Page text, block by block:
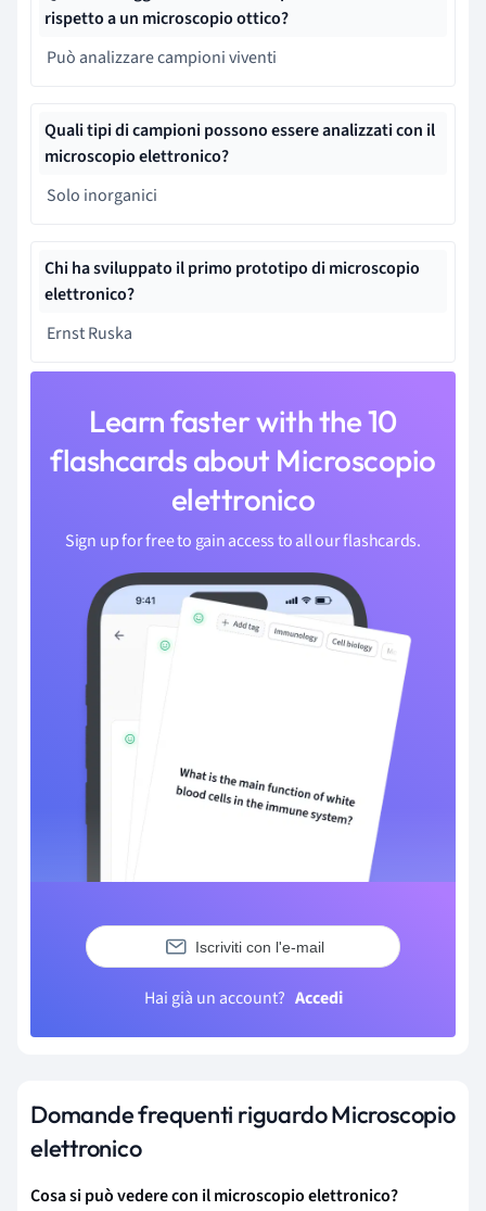
rispetto a un microscopio ottico?
Può analizzare campioni viventi
Quali tipi di campioni possono essere analizzati con il
microscopio elettronico?
Solo inorganici
Chi ha sviluppato il primo prototipo di microscopio
elettronico?
Ernst Ruska
Learn faster with the 10
flashcards about Microscopio
elettronico
Sign up for free to gain access to all our flashcards.
Iscriviti con l'e-mail
Hai già un account? Accedi
Domande frequenti riguardo Microscopio
elettronico
Cosa si può vedere con il microscopio elettronico?